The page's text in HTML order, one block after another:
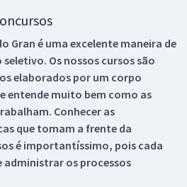
Gran é uma excelente maneira de
Os nossos cursos são
elaborados por um corpo
entende muito bem como as
Conhecer as
que tomam a frente da
é importantíssimo, pois cada
administrar os processos